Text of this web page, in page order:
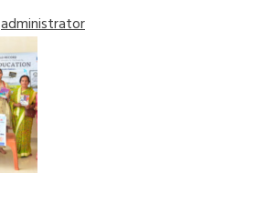
administrator